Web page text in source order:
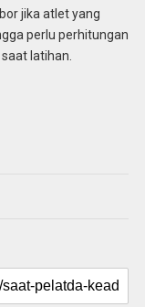
jika atlet yang
perlu perhitungan
latihan.